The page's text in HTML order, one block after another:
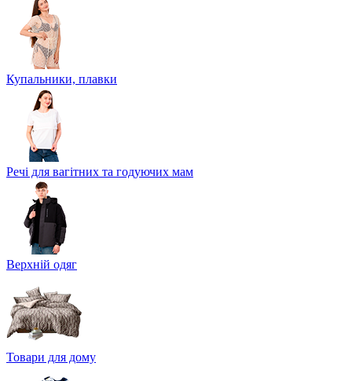
Купальники, плавки
Речі для вагітних та годуючих мам
Верхній одяг
Товари для дому